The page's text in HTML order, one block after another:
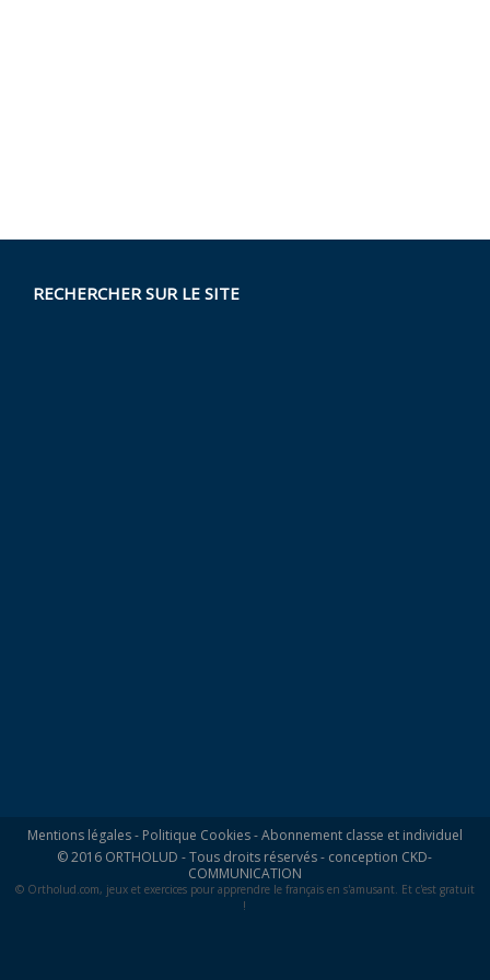
RECHERCHER SUR LE SITE
Mentions légales- Politique Cookies-Abonnement classe et individuel
© 2016 ORTHOLUD - Tous droits réservés - conception CKD-
COMMUNICATION
© Ortholud.com, jeux et exercices pour apprendre le français en s'amusant. Et c'est gratuit
!